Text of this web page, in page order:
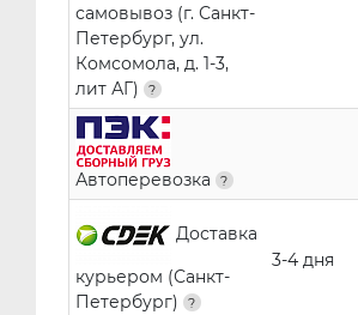
самовывоз (г. Санкт-
Петербург, ул.
Комсомола, д. 1-3,
лит АГ)
Автоперевозка
Доставка
курьером (Санкт-
Петербург)
3-4 дня